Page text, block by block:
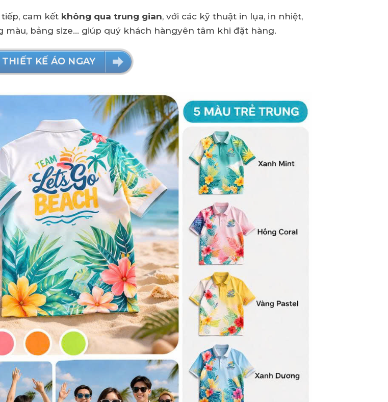
cam kết không qua trung gian, với các kỹ thuật in lụa, in nhiệt,
bảng size... giúp quý khách hàngyên tâm khi đặt hàng.
KẾ ÁO NGAY